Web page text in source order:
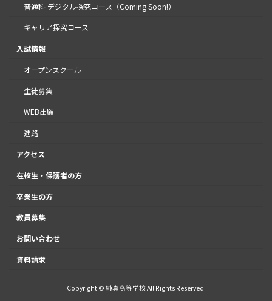
普通科 デジタル探究コース（Coming Soon!）
キャリア探究コース
入試情報
オープンスクール
生徒募集
WEB出願
進路
アクセス
在校生・保護者の方
卒業生の方
教員募集
お問い合わせ
資料請求
Copyright © 純真高等学校 All Rights Reserved.